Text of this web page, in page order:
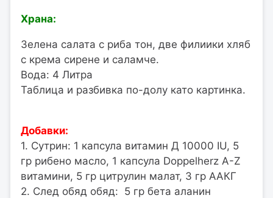
Храна:
Зелена салата с риба тон, две филиики хляб
с крема сирене и саламче.
Вода: 4 Литра
Таблица и разбивка по-долу като картинка.
Добавки:
1. Сутрин: 1 капсула витамин Д 10000 IU, 5
гр рибено масло, 1 капсула Doppelherz A-Z
витамини, 5 гр цитрулин малат, 3 гр ААКГ
2. След обяд обяд: 5 гр бета аланин